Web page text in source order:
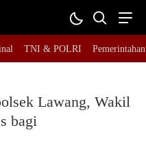
TNI & POLRI Pemerintahan
Lawang, Wakil
bagi